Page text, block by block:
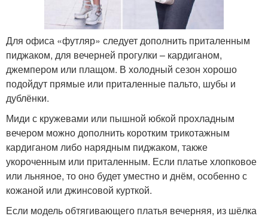
Для офиса «футляр» следует дополнить приталенным
пиджаком, для вечерней прогулки – кардиганом,
джемпером или плащом. В холодный сезон хорошо
подойдут прямые или приталенные пальто, шубы и
дублёнки.
Миди с кружевами или пышной юбкой прохладным
вечером можно дополнить коротким трикотажным
кардиганом либо нарядным пиджаком, также
укороченным или приталенным. Если платье хлопковое
или льняное, то оно будет уместно и днём, особенно с
кожаной или джинсовой курткой.
Если модель обтягивающего платья вечерняя, из шёлка